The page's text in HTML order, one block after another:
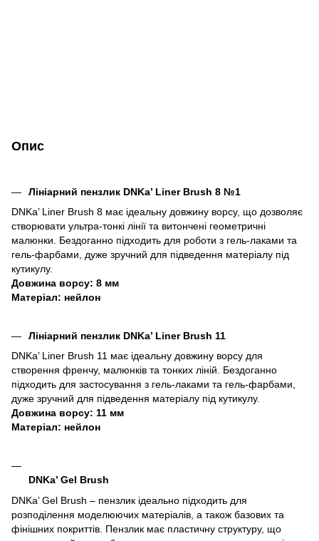
Опис
Лініарний пензлик DNKa’ Liner Brush 8 №1
DNKa’ Liner Brush 8 має ідеальну довжину ворсу, що дозволяє
створювати ультра-тонкі лінії та витончені геометричні
малюнки. Бездоганно підходить для роботи з гель-лаками та
гель-фарбами, дуже зручний для підведення матеріалу під
кутикулу.
Довжина ворсу: 8 мм
Матеріал: нейлон
Лініарний пензлик DNKa’ Liner Brush 11
DNKa’ Liner Brush 11 має ідеальну довжину ворсу для
створення френчу, малюнків та тонких ліній. Бездоганно
підходить для застосування з гель-лаками та гель-фарбами,
дуже зручний для підведення матеріалу під кутикулу.
Довжина ворсу: 11 мм
Матеріал: нейлон
DNKa’ Gel Brush
DNKa’ Gel Brush – пензлик ідеально підходить для
розподілення моделюючих матеріалів, а також базових та
фінішних покриттів. Пензлик має пластичну структуру, що